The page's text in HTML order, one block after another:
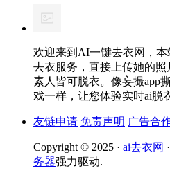
欢迎来到AI一键去衣网，
去衣服务，直接上传她的照
素人皆可脱衣。像妄撮app
戏一样，让您体验实时ai脱
友链申请 免责声明 广告合
Copyright © 2025 · ai去衣网
务器强力驱动.